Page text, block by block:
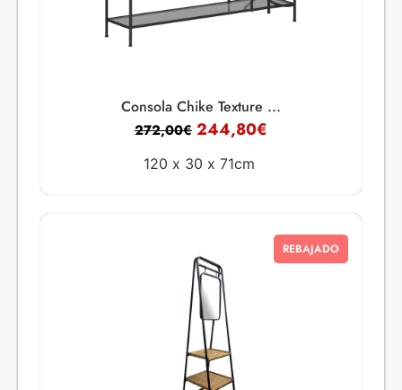
Consola Chike Texture ...
272,00€ 244,80€
120 x 30 x 71cm
REBAJADO